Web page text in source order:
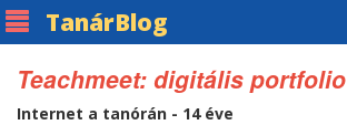
TanárBlog
Teachmeet: digitális portfolio
Internet a tanórán - 14 éve